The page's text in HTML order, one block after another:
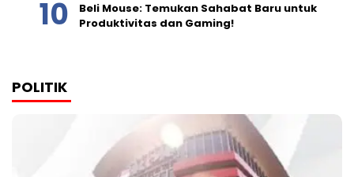
Beli Mouse: Temukan Sahabat Baru untuk
Produktivitas dan Gaming!
POLITIK